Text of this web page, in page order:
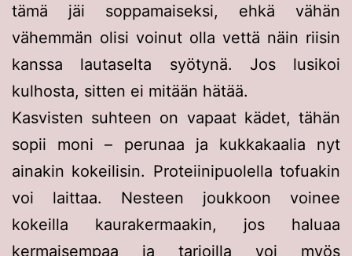
tämä jäi soppamaiseksi, ehkä vähän
vähemmän olisi voinut olla vettä näin riisin
kanssa lautaselta syötynä. Jos lusikoi
kulhosta, sitten ei mitään hätää.
Kasvisten suhteen on vapaat kädet, tähän
sopii moni – perunaa ja kukkakaalia nyt
ainakin kokeilisin. Proteiinipuolella tofuakin
voi laittaa. Nesteen joukkoon voinee
kokeilla kaurakermaakin, jos haluaa
kermaisempaa ja tarjoilla voi myös